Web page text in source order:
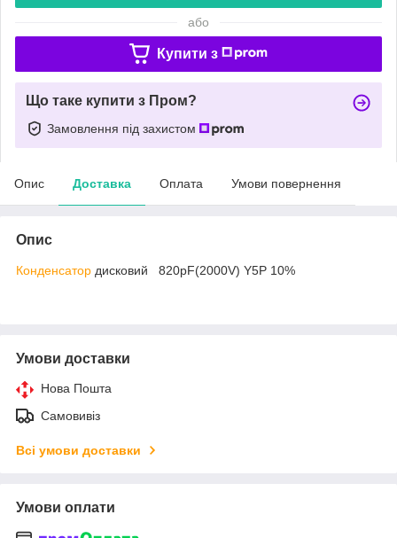
або
Купити з
Що таке купити з Пром?
Замовлення під захистом
Опис Доставка Оплата Умови повернення
Опис
Конденсатор дисковий 820pF(2000V) Y5P 10%
Умови доставки
Нова Пошта
Самовивіз
Всі умови доставки
Умови оплати